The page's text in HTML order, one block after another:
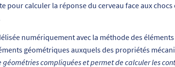
pour calculer la réponse du cerveau face aux
numériquement avec la méthode des
géométriques auxquels des propriétés
compliquées et permet de calculer les